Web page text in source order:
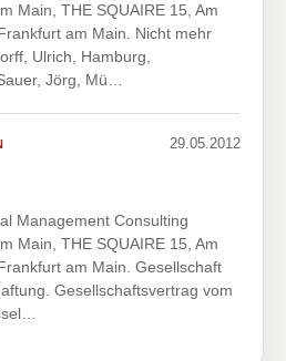
Main, THE SQUAIRE 15, Am
am Main. Nicht mehr
Ulrich, Hamburg,
Jörg, Mü…
29.05.2012
Management Consulting
Main, THE SQUAIRE 15, Am
am Main. Gesellschaft
Gesellschaftsvertrag vom